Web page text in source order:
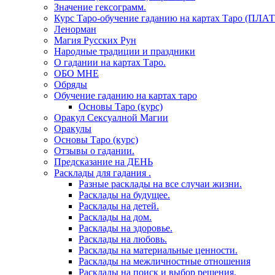
Значение гексограмм.
Курс Таро-обучение гаданию на картах Таро
Ленорман
Магия Русских Рун
Народные традиции и праздники
О гадании на картах Таро.
ОБО МНЕ
Обряды
Обучение гаданию на картах таро
Основы Таро (курс)
Оракул Сексуалной Магии
Оракулы
Основы Таро (курс)
Отзывы о гадании.
Предсказание на ДЕНЬ
Расклады для гадания .
Разные расклады на все случаи жизни.
Расклады на будущее.
Расклады на детей.
Расклады на дом.
Расклады на здоровье.
Расклады на любовь.
Расклады на материальные ценности.
Расклады на межличностные отношения
Расклады на поиск и выбор решения.